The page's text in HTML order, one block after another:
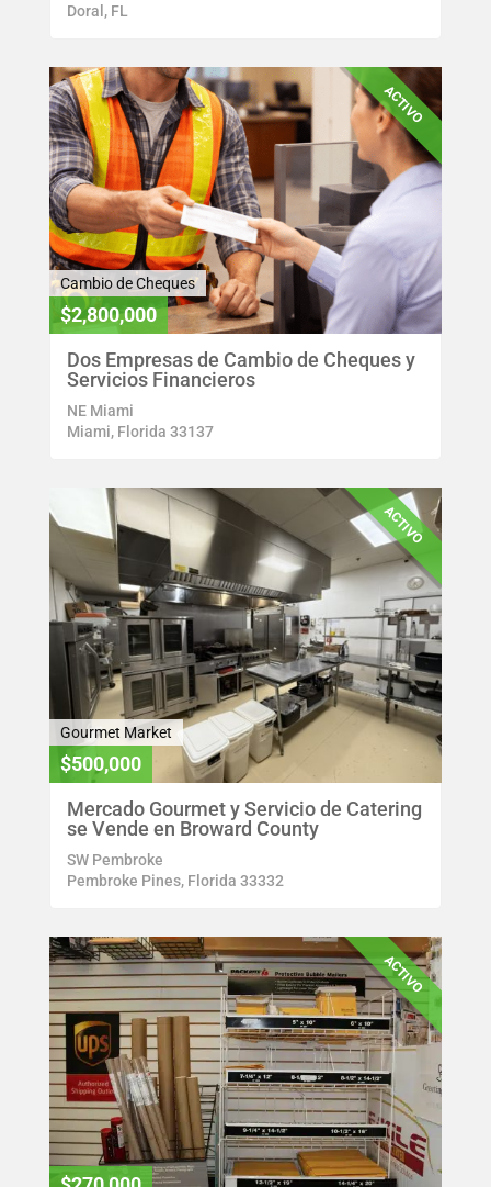
Doral, FL
ACTIVO
Cambio de Cheques
$2,800,000
Dos Empresas de Cambio de Cheques y
Servicios Financieros
NE Miami
Miami, Florida 33137
ACTIVO
Gourmet Market
$500,000
Mercado Gourmet y Servicio de Catering
se Vende en Broward County
SW Pembroke
Pembroke Pines, Florida 33332
ACTIVO